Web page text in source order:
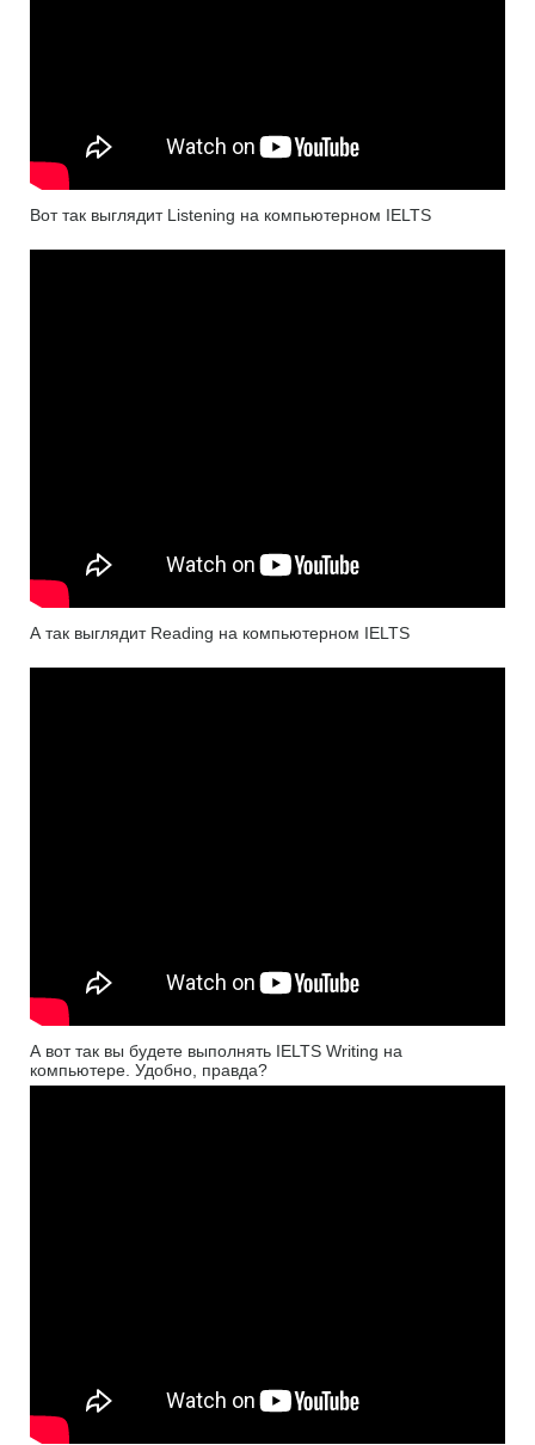
Вот так выглядит Listening на компьютерном IELTS
А так выглядит Reading на компьютерном IELTS
А вот так вы будете выполнять IELTS Writing на
компьютере. Удобно, правда?